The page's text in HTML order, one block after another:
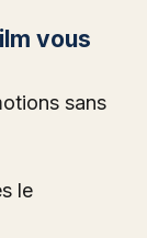
vous
sans
le